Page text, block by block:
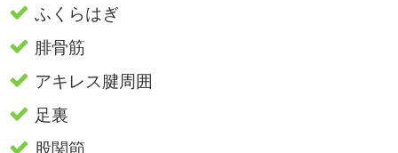
ふくらはぎ
腓骨筋
アキレス腱周囲
足裏
股関節